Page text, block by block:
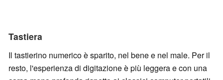
Tastiera
Il tastierino numerico è sparito, nel bene e nel male. Per il
resto, l'esperienza di digitazione è più leggera e con una